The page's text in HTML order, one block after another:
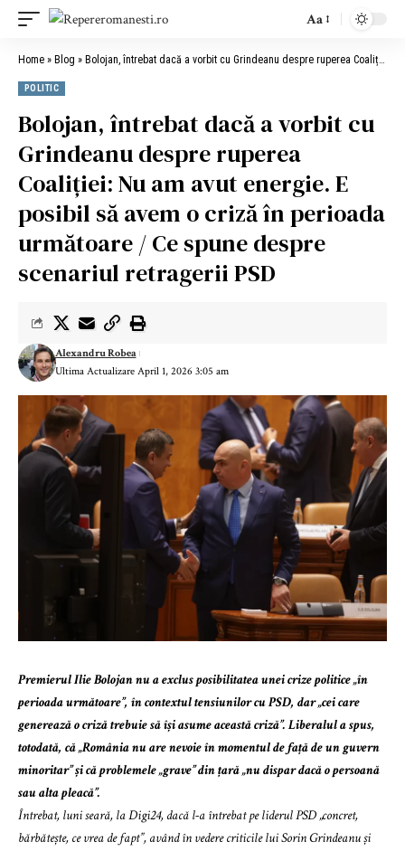
Aa
Home » Blog » Bolojan, întrebat dacă a vorbit cu Grindeanu despre ruperea Coaliției: Nu am avut energie. E posibil să avem o criză în perioada următoare / Ce spune despre scenariul retragerii PSD
POLITIC
Bolojan, întrebat dacă a vorbit cu
Grindeanu despre ruperea
Coaliției: Nu am avut energie. E
posibil să avem o criză în perioada
următoare / Ce spune despre
scenariul retragerii PSD
Ultima Actualizare April 1, 2026 3:05 am
Alexandru Robea
Premierul Ilie Bolojan nu a exclus posibilitatea unei crize politice „în
perioada următoare”, în contextul tensiunilor cu PSD, dar „cei care
generează o criză trebuie să își asume această criză”. Liberalul a spus,
totodată, că „România nu are nevoie în momentul de față de un guvern
minoritar” și că problemele „grave” din țară „nu dispar dacă o persoană
sau alta pleacă”.
Întrebat, luni seară, la Digi24, dacă l-a întrebat pe liderul PSD „concret,
bărbătește, ce vrea de fapt”, având în vedere criticile lui Sorin Grindeanu și